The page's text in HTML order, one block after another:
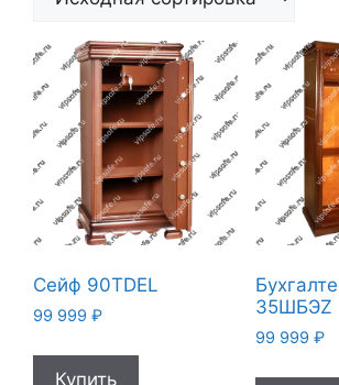
Cейф 90TDEL
99 999 ₽
Купить
35ШБЭZ
99 999 ₽